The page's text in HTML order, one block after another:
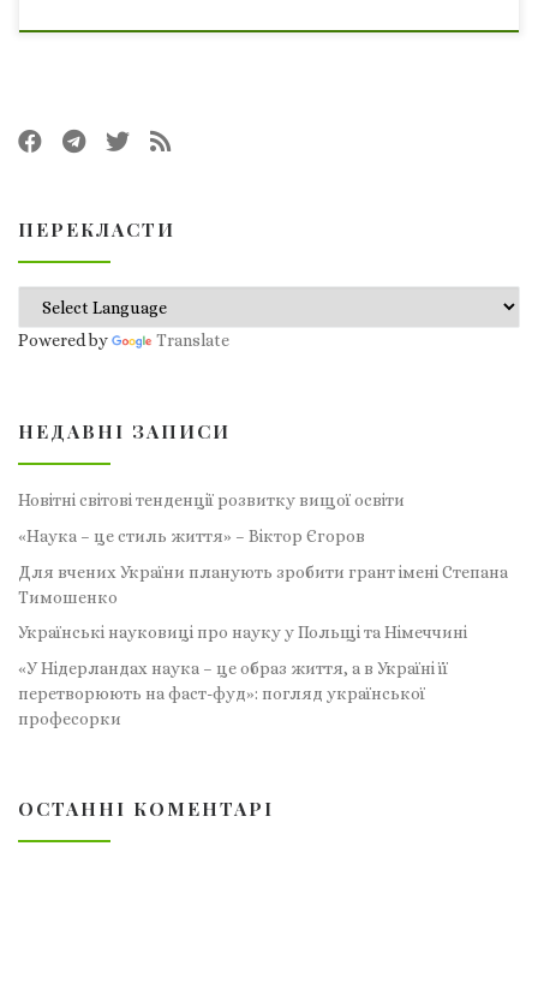
ПЕРЕКЛАСТИ
Powered by Translate
НЕДАВНІ ЗАПИСИ
Новітні світові тенденції розвитку вищої освіти
«Наука – це стиль життя» – Віктор Єгоров
Для вчених України планують зробити грант імені Степана
Тимошенко
Українські науковиці про науку у Польщі та Німеччині
«У Нідерландах наука – це образ життя, а в Україні її
перетворюють на фаст-фуд»: погляд української
професорки
ОСТАННІ КОМЕНТАРІ